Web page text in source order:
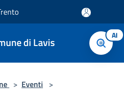
di Lavis AI
> Eventi >